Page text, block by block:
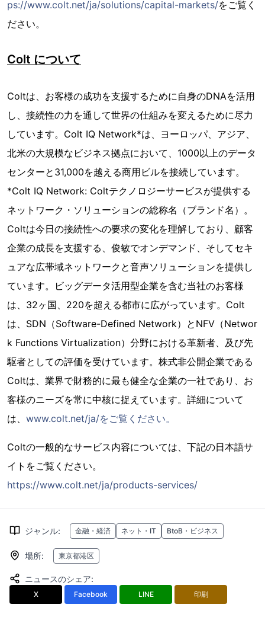
ps://www.colt.net/ja/solutions/capital-markets/をご覧く
ださい。
Colt について
Coltは、お客様の成功を支援するために自身のDNAを活用
し、接続性の力を通して世界の仕組みを変えるために尽力
しています。Colt IQ Network*は、ヨーロッパ、アジア、
北米の大規模なビジネス拠点において、1000以上のデータ
センターと31,000を越える商用ビルを接続しています。
*Colt IQ Network: Coltテクノロジーサービスが提供する
ネットワーク・ソリューションの総称名（ブランド名）。
Coltは今日の接続性への要求の変化を理解しており、顧客
企業の成長を支援する、俊敏でオンデマンド、そしてセキ
ュアな広帯域ネットワークと音声ソリューションを提供し
ています。ビッグデータ活用型企業を含む当社のお客様
は、32ヶ国、220を超える都市に広がっています。Colt
は、SDN（Software-Defined Network）とNFV（Networ
k Functions Virtualization）分野における革新者、及び先
駆者としての評価を受けています。株式非公開企業である
Coltは、業界で財務的に最も健全な企業の一社であり、お
客様のニーズを常に中核に捉えています。詳細について
は、 www.colt.net/ja/をご覧ください。
Coltの一般的なサービス内容については、下記の日本語サ
イトをご覧ください。
https://www.colt.net/ja/products-services/
ジャンル: 金融・経済 ネット・IT BtoB・ビジネス
場所: 東京都港区
ニュースのシェア:
X Facebook LINE 印刷